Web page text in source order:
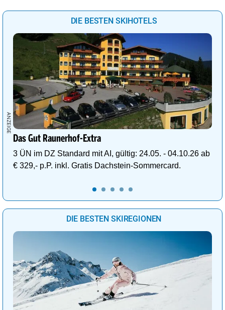
DIE BESTEN SKIHOTELS
Das Gut Raunerhof-Extra
3 ÜN im DZ Standard mit AI, gültig: 24.05. - 04.10.26 ab
€ 329,- p.P. inkl. Gratis Dachstein-Sommercard.
DIE BESTEN SKIREGIONEN